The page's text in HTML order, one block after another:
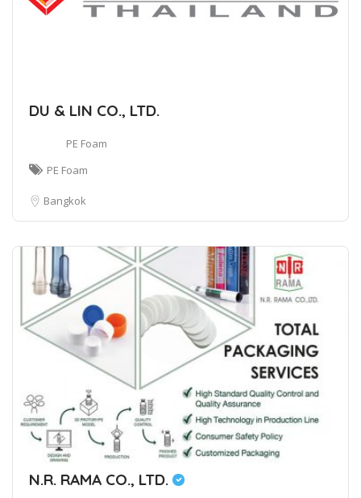
DU & LIN CO., LTD.
PE Foam
PE Foam
Bangkok
N.R. RAMA CO., LTD.